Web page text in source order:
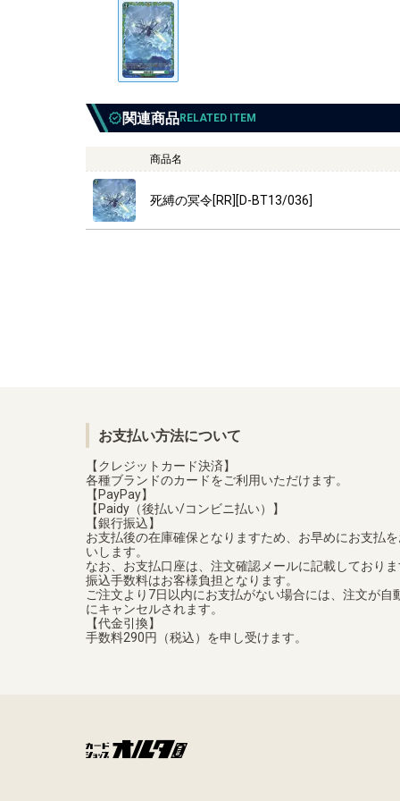
関連商品RELATED ITEM
商品名
死縛の冥令[RR][D-BT13/036]
お支払い方法について
【クレジットカード決済】
各種ブランドのカードをご利用いただけます。
【PayPay】
【Paidy（後払い/コンビニ払い）】
【銀行振込】
お支払後の在庫確保となりますため、お早めにお支払
いします。
なお、お支払口座は、注文確認メールに記載しており
振込手数料はお客様負担となります。
ご注文より7日以内にお支払がない場合には、注文が自
にキャンセルされます。
【代金引換】
手数料290円（税込）を申し受けます。